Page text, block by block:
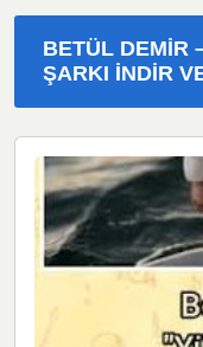
BETÜL DEMIR
ŞARKI İNDIR